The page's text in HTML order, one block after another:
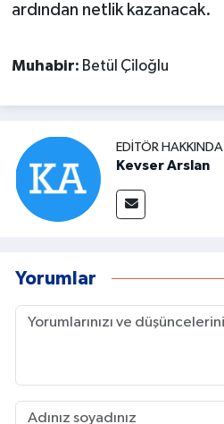
ardından netlik kazanacak.
Muhabir: Betül Çiloğlu
EDITÖR HAKKINDA
Kevser Arslan
Yorumlar